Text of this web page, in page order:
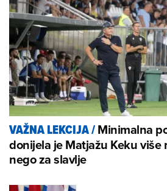
VAŽNA LEKCIJA/Minimalna
donijela je Matjažu Keku više
nego za slavlje